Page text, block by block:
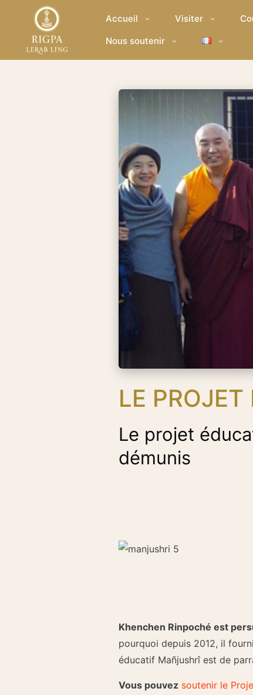
Accueil Visiter
Nous soutenir
LE
Le projet
démunis
Khenchen Rinpoché est
pourquoi depuis 2012, il
éducatif Mañjushrî est de
Vous pouvez soutenir le